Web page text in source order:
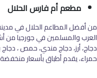
مطعم أم فارس الحلال
من أفضل المطاعم الحلال في
العرب والمسلمين في جورجيا من
دجاج، أرز، دجاج مندي، حمص ،
حمراء، يقدم أطباق بأسعار